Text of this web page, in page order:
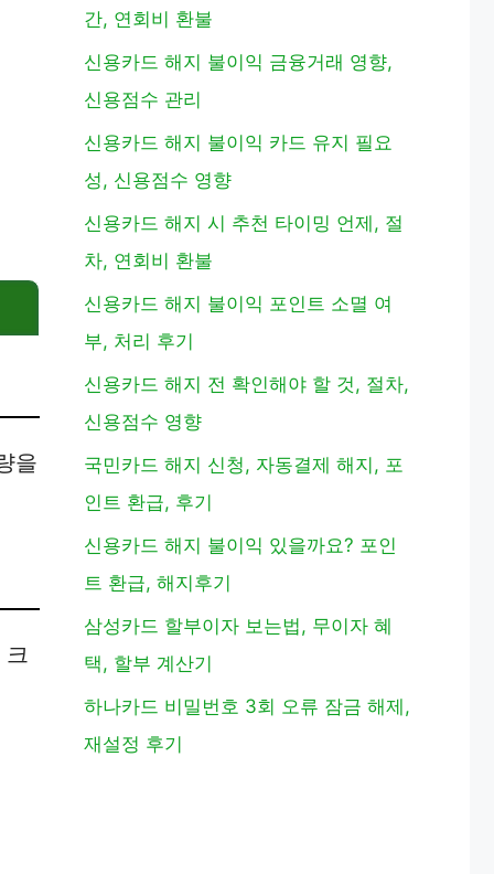
을
간, 연회비 환불
신용카드 해지 불이익 금융거래 영향,
신용점수 관리
신용카드 해지 불이익 카드 유지 필요
성, 신용점수 영향
신용카드 해지 시 추천 타이밍 언제, 절
차, 연회비 환불
신용카드 해지 불이익 포인트 소멸 여
부, 처리 후기
신용카드 해지 전 확인해야 할 것, 절차,
신용점수 영향
국민카드 해지 신청, 자동결제 해지, 포
인트 환급, 후기
신용카드 해지 불이익 있을까요? 포인
트 환급, 해지후기
삼성카드 할부이자 보는법, 무이자 혜
택, 할부 계산기
하나카드 비밀번호 3회 오류 잠금 해제,
재설정 후기